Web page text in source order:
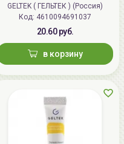
GELTEK ( ГЕЛЬТЕК ) (Россия)
Код: 4610094691037
20.60 руб.
в корзину